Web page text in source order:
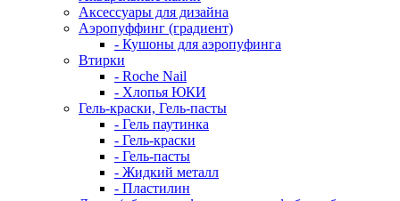
Аксессуары для дизайна
Аэропуффинг (градиент)
- Кушоны для аэропуфинга
Втирки
- Roche Nail
- Хлопья ЮКИ
Гель-краски, Гель-пасты
- Гель паутинка
- Гель-краски
- Гель-пасты
- Жидкий металл
- Пластилин